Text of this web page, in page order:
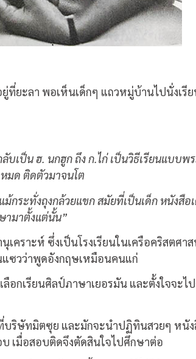
ที่ยะลา พอเห็นเด็กๆ แถวหมู่บ้านไปนั่งเ
เป็น ฮ. นกฮูก ถึง ก.ไก่ เป็นวิธีเรียนแบบ
มด ติดตัวมาจนโต
ระทั่งถุงกล้วยแขก สมัยที่เป็นเด็ก หนังสือ
มาตั้งแต่นั้น”
เคราะห์ ซึ่งเป็นโรงเรียนในเครือคริสต
ซวว่าพูดอังกฤษเหมือนคนแก่
ลือกเรียนศิลป์ภาษาเยอรมัน และตั้งใจจ
ริษัทมิตซุย และมักจะนำปฏิทินสวยๆ หนั
เมื่อสอบติดจึงตัดสินใจไปศึกษาต่อ